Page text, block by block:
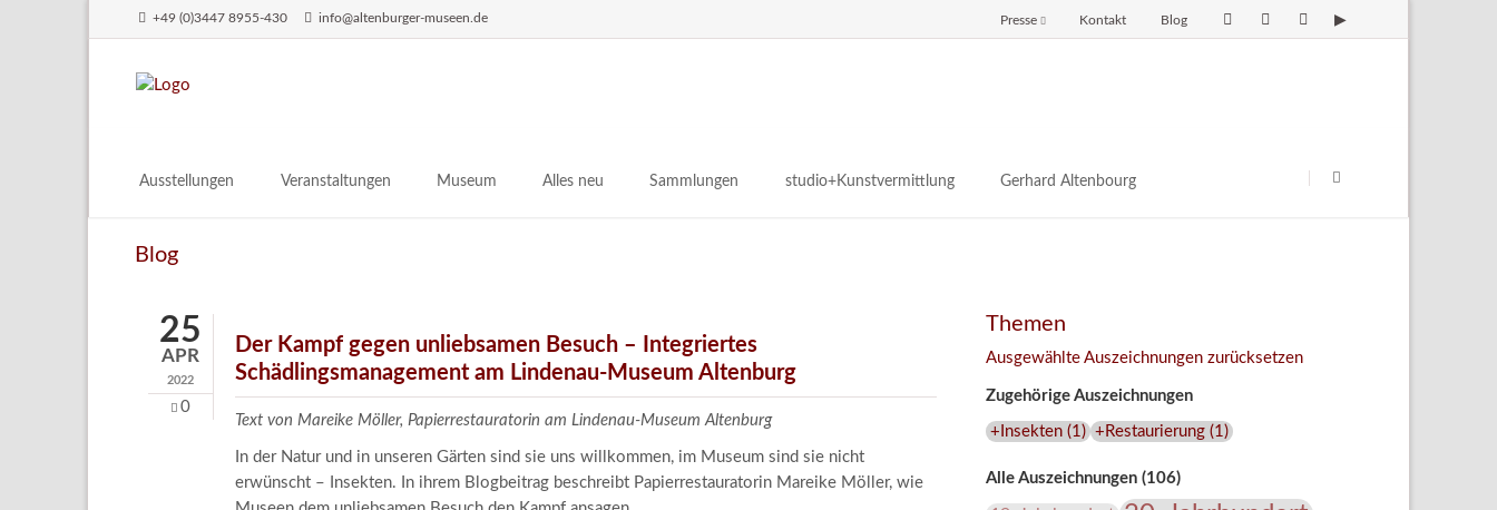
+49 (0)3447 8955-430 info@altenburger-museen.de Blog
Kontakt
Presse
Ausstellungen
Aktuell
Veranstaltungen Museum
Digitales
Team
Publikationen
Alles neu
Kulturelle Vermittlung
Länderübergreifende kulturtouristische Ziele
Sammlungen
Malerei 17.–19. Jh.
Deutsche Malerei 20./21. Jh.
Restaurierung
studio+Kunstvermittlung
Angebote für Kitas
Gerhard Altenbourg
Blog
25
APR
2022
0
Der Kampf gegen unliebsamen Besuch – Integriertes
Schädlingsmanagement am Lindenau-Museum Altenburg
Text von Mareike Möller, Papierrestauratorin am Lindenau-Museum Altenburg
In der Natur und in unseren Gärten sind sie uns willkommen, im Museum sind sie nicht
erwünscht – Insekten. In ihrem Blogbeitrag beschreibt Papierrestauratorin Mareike Möller, wie
Themen
Ausgewählte Auszeichnungen zurücksetzen
Zugehörige Auszeichnungen
+Insekten(1 ) +Restaurierung(1 )
Alle Auszeichnungen (106)